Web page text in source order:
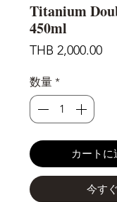
Titanium
450ml
THB 2,000.00価
数量 *
カートに
今す